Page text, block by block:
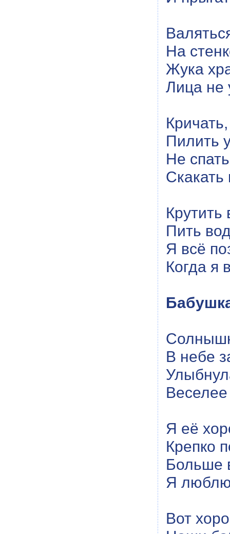
На
Жука
Лица не
Пилить
Не
Крутить
Пить
Я всё
Когда я
В небе
Я её
Крепко
Больше
Я
Вот